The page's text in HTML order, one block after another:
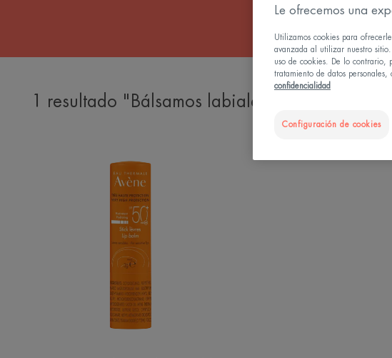
1 resultado "Bálsamos labiales con protección
labial
SPF
50+
Le ofrecemos una
Utilizamos cookies para
avanzada al utilizar nuestro
uso de cookies. De lo contrario,
tratamiento de datos
confidencialidad
Configuración de cookies